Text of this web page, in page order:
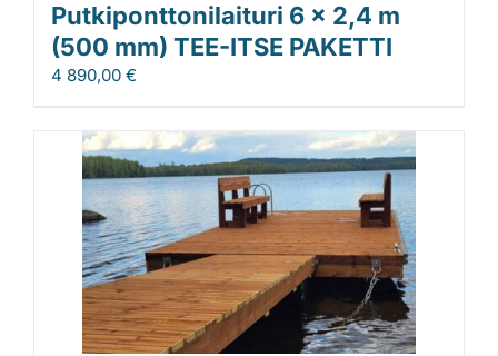
Putkiponttonilaituri 6 x 2,4 m
(500 mm) TEE-ITSE PAKETTI
4 890,00 €